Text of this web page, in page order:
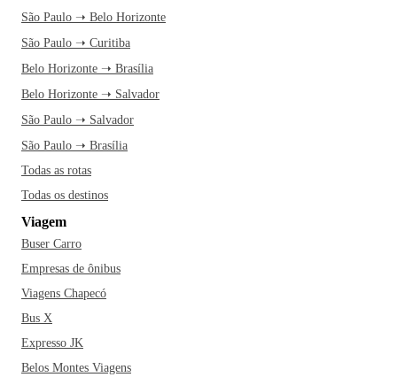
São Paulo ➝ Belo Horizonte
São Paulo ➝ Curitiba
Belo Horizonte ➝ Brasília
Belo Horizonte ➝ Salvador
São Paulo ➝ Salvador
São Paulo ➝ Brasília
Todas as rotas
Todas os destinos
Viagem
Buser Carro
Empresas de ônibus
Viagens Chapecó
Bus X
Expresso JK
Belos Montes Viagens